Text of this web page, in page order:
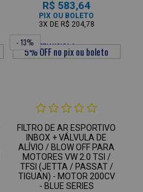
R$ 583,64
PIX OU BOLETO
3X DE R$ 204,78
- 13%
FILTRO DE AR ESPORTIVO
INBOX + VÁLVULA DE
ALÍVIO / BLOW OFF PARA
MOTORES VW 2.0 TSI /
TFSI (JETTA / PASSAT /
TIGUAN) - MOTOR 200CV
- BLUE SERIES